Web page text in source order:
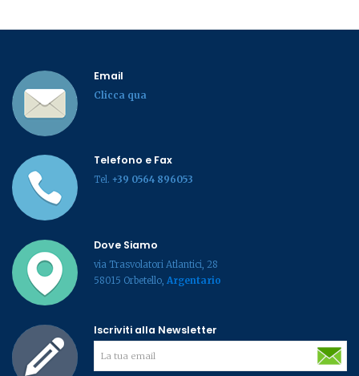
Email
Clicca qua
Telefono e Fax
Tel. +39 0564 896053
Dove Siamo
via Trasvolatori Atlantici, 28
58015 Orbetello, Argentario
Iscriviti alla Newsletter